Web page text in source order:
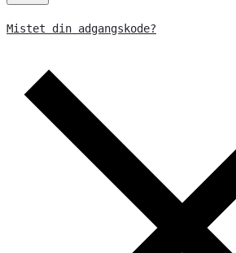
Mistet din adgangskode?